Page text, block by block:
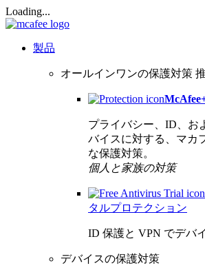
Loading...
製品
オールインワンの保護対策
McAfee
プライバシー、ID、お
バイスに対する、マカ
な保護対策。
個人と家族の対策
タルプロテクション
ID 保護と VPN でデバ
デバイスの保護対策